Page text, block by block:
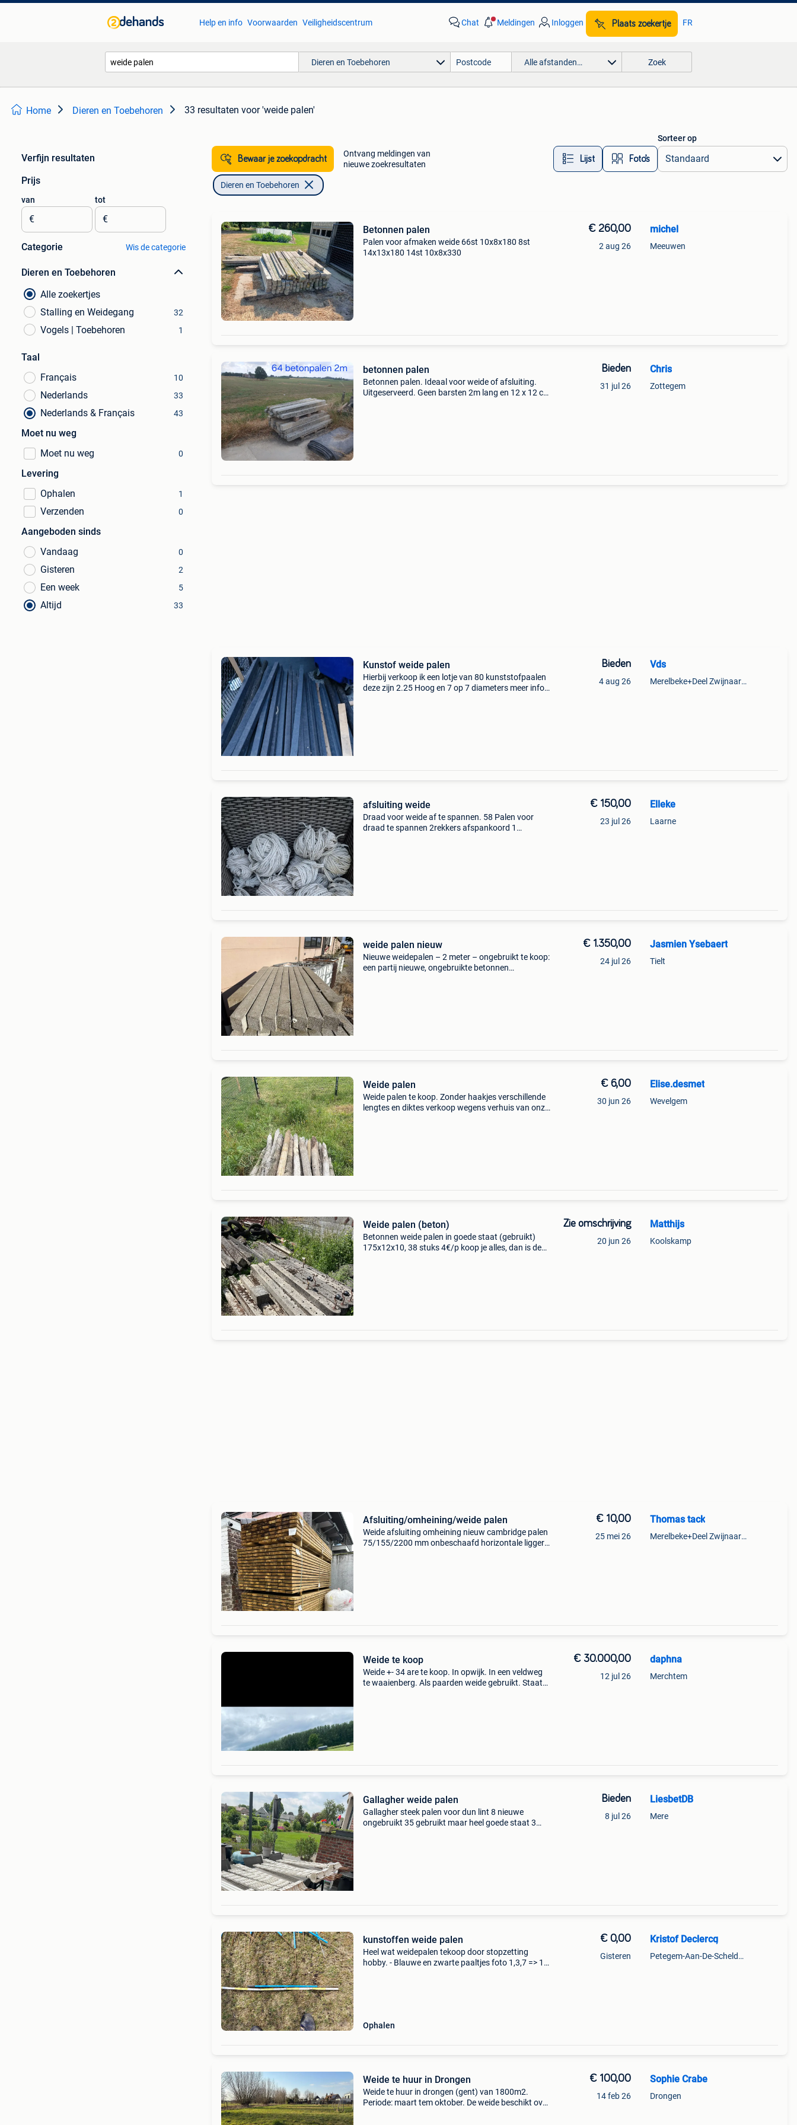
Help en info Voorwaarden Veiligheidscentrum Chat Meldingen Inloggen Plaats zoekertje FR
Dieren en Toebehoren Alle afstanden… Zoek
Home Dieren en Toebehoren 33 resultaten voor 'weide palen'
Verfijn resultaten
Prijs
van
€
tot
€
Categorie Wis de categorie
Dieren en Toebehoren
Alle zoekertjes
Stalling en Weidegang
32
Vogels | Toebehoren 1
Taal
Français
10
Nederlands 33
Nederlands & Français 43
Moet nu weg
Moet nu weg
0
Levering
Ophalen
1
Verzenden 0
Aangeboden sinds
Vandaag
0
Gisteren 2
Een week 5
Altijd 33
Bewaar je zoekopdracht
Ontvang meldingen van
nieuwe zoekresultaten
Lijst Foto’s
Sorteer op
Dieren en Toebehoren
Betonnen palen
Palen voor afmaken weide 66st 10x8x180 8st
14x13x180 14st 10x8x330
€ 260,00
2 aug 26
michel
Meeuwen
betonnen palen
Betonnen palen. Ideaal voor weide of afsluiting.
Uitgeserveerd. Geen barsten 2m lang en 12 x 12 cm
Bieden
31 jul 26
Chris
Zottegem
Kunstof weide palen
Hierbij verkoop ik een lotje van 80 kunststofpaalen
deze zijn 2.25 Hoog en 7 op 7 diameters meer info
Bieden
4 aug 26
Vds
Merelbeke+Deel Zwijnaarde
afsluiting weide
Draad voor weide af te spannen. 58 Palen voor
draad te spannen 2rekkers afspankoord 1
€ 150,00
23 jul 26
Elleke
Laarne
weide palen nieuw
Nieuwe weidepalen – 2 meter – ongebruikt te koop:
een partij nieuwe, ongebruikte betonnen
€ 1.350,00
24 jul 26
Jasmien Ysebaert
Tielt
Weide palen
Weide palen te koop. Zonder haakjes verschillende
lengtes en diktes verkoop wegens verhuis van onze
€ 6,00
30 jun 26
Elise.desmet
Wevelgem
Weide palen (beton)
Betonnen weide palen in goede staat (gebruikt)
175x12x10, 38 stuks 4€/p koop je alles, dan is de
Zie omschrijving
20 jun 26
Matthijs
Koolskamp
Afsluiting/omheining/weide palen
Weide afsluiting omheining nieuw cambridge palen
75/155/2200 mm onbeschaafd horizontale liggers
€ 10,00
25 mei 26
Thomas tack
Merelbeke+Deel Zwijnaarde
Weide te koop
Weide +- 34 are te koop. In opwijk. In een veldweg
te waaienberg. Als paarden weide gebruikt. Staat
€ 30.000,00
12 jul 26
daphna
Merchtem
Gallagher weide palen
Gallagher steek palen voor dun lint 8 nieuwe
ongebruikt 35 gebruikt maar heel goede staat 3
Bieden
8 jul 26
LiesbetDB
Mere
kunstoffen weide palen
Heel wat weidepalen tekoop door stopzetting
hobby. - Blauwe en zwarte paaltjes foto 1,3,7 => 15
Ophalen
€ 0,00
Gisteren
Kristof Declercq
Petegem-Aan-De-Schelde + Deel Van Oudenaarde
Weide te huur in Drongen
Weide te huur in drongen (gent) van 1800m2.
Periode: maart tem oktober. De weide beschikt over
€ 100,00
14 feb 26
Sophie Crabe
Drongen